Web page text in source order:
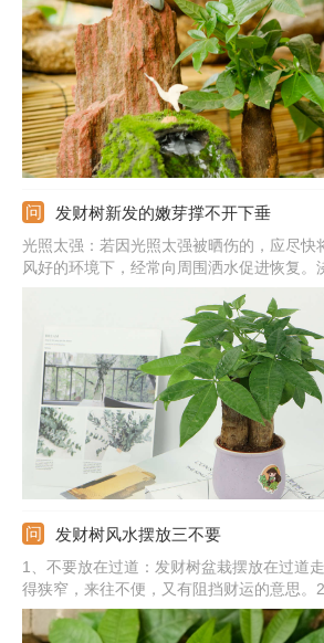
湿。土壤不适：若土壤板结严重会阻碍根系
快换土。
发财树新发的嫩芽撑不开下垂
光照太强：若因光照太强被晒伤的，应尽快
风好的环境下，经常向周围洒水促进恢复。
多，阻碍根系呼吸导致，应尽快排掉积水
分。温度太低：若因温度太低被冻伤的，应
15℃以上。土壤不适：若因土壤问题导致的
发财树风水摆放三不要
1、不要放在过道：发财树盆栽摆放在过道
得狭窄，来往不便，又有阻挡财运的意思。
卫生间门口的空气质量不好，还会使发财树
3、不要放在横梁下：横梁下放发财树有横